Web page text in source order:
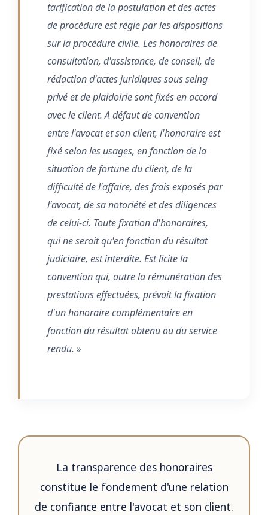
tarification de la postulation et des actes
de procédure est régie par les dispositions
sur la procédure civile. Les honoraires de
consultation, d'assistance, de conseil, de
rédaction d'actes juridiques sous seing
privé et de plaidoirie sont fixés en accord
avec le client. A défaut de convention
entre l'avocat et son client, l'honoraire est
fixé selon les usages, en fonction de la
situation de fortune du client, de la
difficulté de l'affaire, des frais exposés par
l'avocat, de sa notoriété et des diligences
de celui-ci. Toute fixation d'honoraires,
qui ne serait qu'en fonction du résultat
judiciaire, est interdite. Est licite la
convention qui, outre la rémunération des
prestations effectuées, prévoit la fixation
d'un honoraire complémentaire en
fonction du résultat obtenu ou du service
rendu. »
La transparence des honoraires
constitue le fondement d'une relation
de confiance entre l'avocat et son client.